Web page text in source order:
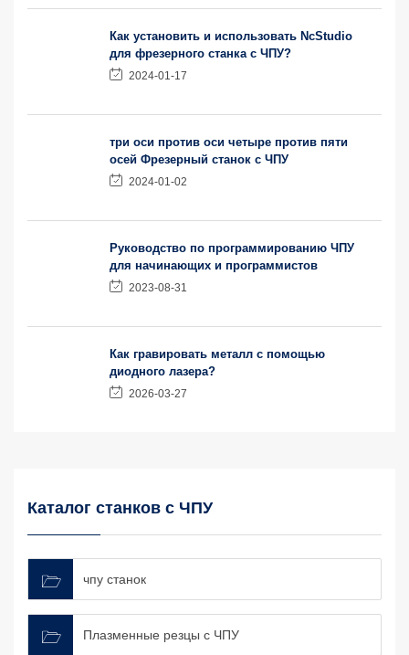
Как установить и использовать NcStudio
для фрезерного станка с ЧПУ?
2024-01-17
три оси против оси четыре против пяти
осей Фрезерный станок с ЧПУ
2024-01-02
Руководство по программированию ЧПУ
для начинающих и программистов
2023-08-31
Как гравировать металл с помощью
диодного лазера?
2026-03-27
Каталог станков с ЧПУ
чпу станок
Плазменные резцы с ЧПУ